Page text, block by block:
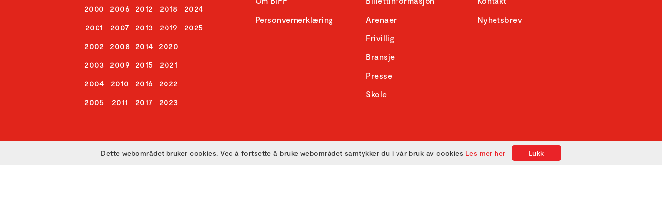
2000
2001
2002
2003
2004
2005
2006
2007
2008
2009
2010
2011
2012
2013
2014
2015
2016
2017
2018
2019
2020
2021
2022
2023
2024
2025
Personvernerklæring
Arenaer
Frivillig
Bransje
Presse
Skole
Nyhetsbrev
Lukk
Dette webområdet bruker cookies. Ved å fortsette å bruke webområdet samtykker du i vår bruk av cookies Les mer her